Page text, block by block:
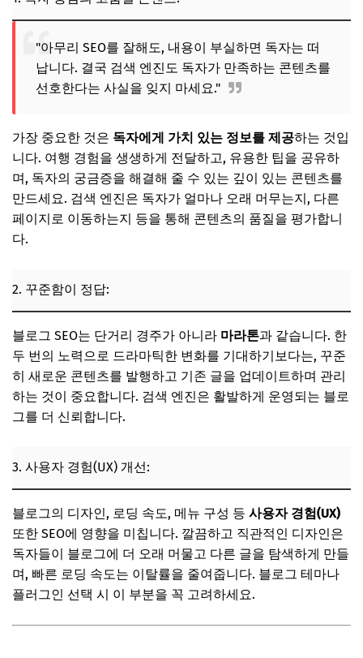
"아무리 SEO를 잘해도, 내용이 부실하면 독자는 떠
납니다. 결국 검색 엔진도 독자가 만족하는 콘텐츠를
선호한다는 사실을 잊지 마세요."
가장 중요한 것은 독자에게 가치 있는 정보를 제공하는 것입
니다. 여행 경험을 생생하게 전달하고, 유용한 팁을 공유하
며, 독자의 궁금증을 해결해 줄 수 있는 깊이 있는 콘텐츠를
만드세요. 검색 엔진은 독자가 얼마나 오래 머무는지, 다른
페이지로 이동하는지 등을 통해 콘텐츠의 품질을 평가합니
다.
2. 꾸준함이 정답:
블로그 SEO는 단거리 경주가 아니라 마라톤과 같습니다. 한
두 번의 노력으로 드라마틱한 변화를 기대하기보다는, 꾸준
히 새로운 콘텐츠를 발행하고 기존 글을 업데이트하며 관리
하는 것이 중요합니다. 검색 엔진은 활발하게 운영되는 블로
그를 더 신뢰합니다.
3. 사용자 경험(UX) 개선:
블로그의 디자인, 로딩 속도, 메뉴 구성 등 사용자 경험(UX)
또한 SEO에 영향을 미칩니다. 깔끔하고 직관적인 디자인은
독자들이 블로그에 더 오래 머물고 다른 글을 탐색하게 만들
며, 빠른 로딩 속도는 이탈률을 줄여줍니다. 블로그 테마나
플러그인 선택 시 이 부분을 꼭 고려하세요.